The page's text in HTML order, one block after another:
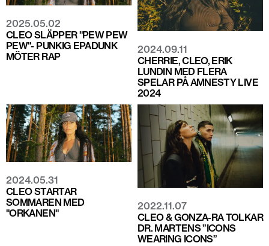
2025.05.02
CLEO SLÄPPER "PEW PEW
PEW"- PUNKIG EPADUNK
MÖTER RAP
2024.09.11
CHERRIE, CLEO, ERIK
LUNDIN MED FLERA
SPELAR PÅ AMNESTY LIVE
2024
2024.05.31
CLEO STARTAR
SOMMAREN MED
"ORKANEN"
2022.11.07
CLEO & GONZA-RA TOLKAR
DR. MARTENS ”ICONS
WEARING ICONS”